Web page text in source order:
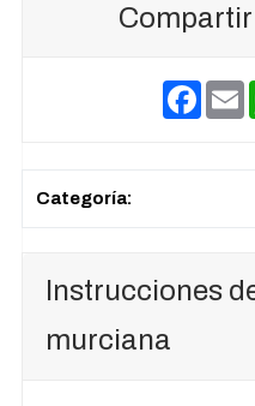
F
Categoría:
Instrucciones
murciana